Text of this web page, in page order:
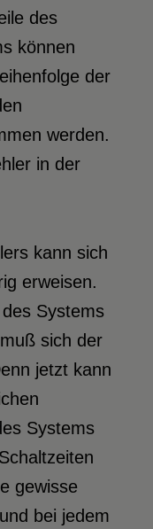
des
können
der
werden.
in der
kann sich
erweisen.
Systems
sich der
jetzt kann
Systems
gewisse
bei jedem